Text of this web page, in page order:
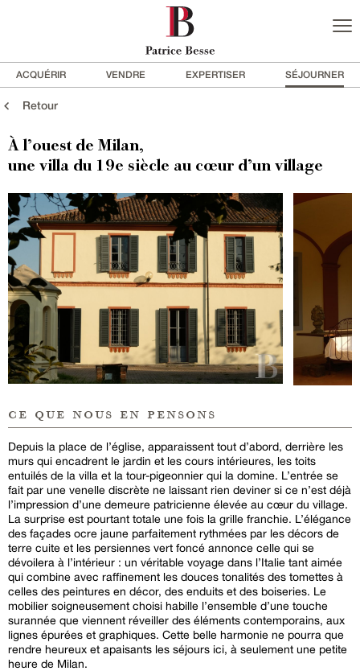
ACQUÉRIR VENDRE EXPERTISER SÉJOURNER
Retour
À l’ouest de Milan,
une villa du 19e siècle au cœur d’un village
ce que nous en pensons
Depuis la place de l’église, apparaissent tout d’abord, derrière les
murs qui encadrent le jardin et les cours intérieures, les toits
entuilés de la villa et la tour-pigeonnier qui la domine. L’entrée se
fait par une venelle discrète ne laissant rien deviner si ce n’est déjà
l’impression d’une demeure patricienne élevée au cœur du village.
La surprise est pourtant totale une fois la grille franchie. L’élégance
des façades ocre jaune parfaitement rythmées par les décors de
terre cuite et les persiennes vert foncé annonce celle qui se
dévoilera à l’intérieur : un véritable voyage dans l’Italie tant aimée
qui combine avec raffinement les douces tonalités des tomettes à
celles des peintures en décor, des enduits et des boiseries. Le
mobilier soigneusement choisi habille l’ensemble d’une touche
surannée que viennent réveiller des éléments contemporains, aux
lignes épurées et graphiques. Cette belle harmonie ne pourra que
rendre heureux et apaisants les séjours ici, à seulement une petite
heure de Milan.